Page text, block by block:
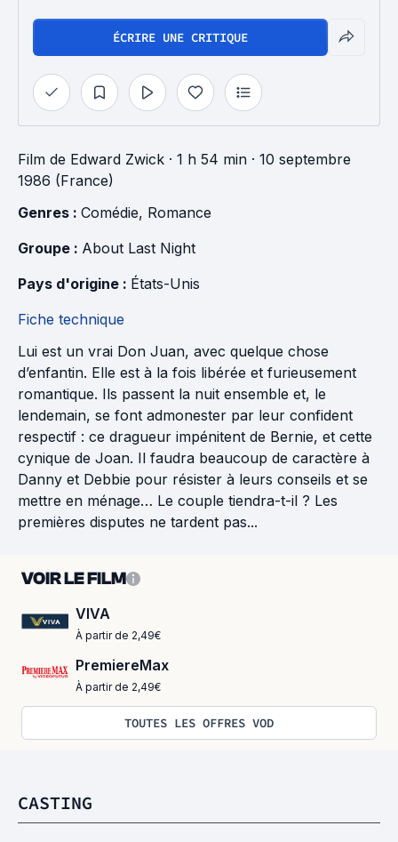
ÉCRIRE UNE CRITIQUE
Film de Edward Zwick · 1 h 54 min · 10 septembre
1986 (France)
Genres : Comédie, Romance
Groupe : About Last Night
Pays d'origine : États-Unis
Fiche technique
Lui est un vrai Don Juan, avec quelque chose
d’enfantin. Elle est à la fois libérée et furieusement
romantique. Ils passent la nuit ensemble et, le
lendemain, se font admonester par leur confident
respectif : ce dragueur impénitent de Bernie, et cette
cynique de Joan. Il faudra beaucoup de caractère à
Danny et Debbie pour résister à leurs conseils et se
mettre en ménage… Le couple tiendra-t-il ? Les
premières disputes ne tardent pas...
VOIR LE FILM
VIVA
À partir de 2,49€
PremiereMax
À partir de 2,49€
TOUTES LES OFFRES VOD
CASTING